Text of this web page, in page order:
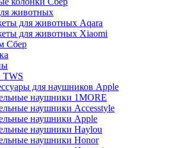
животных
для животных Aqara
для животных Xiaomi
Сбер
для наушников Apple
наушники 1MORE
наушники Accesstyle
наушники Apple
наушники Haylou
наушники Honor